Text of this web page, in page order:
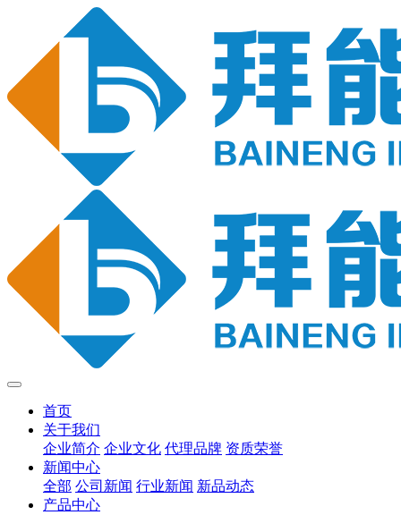
首页
关于我们
企业简介 企业文化 代理品牌 资质荣誉
新闻中心
全部 公司新闻 行业新闻 新品动态
产品中心